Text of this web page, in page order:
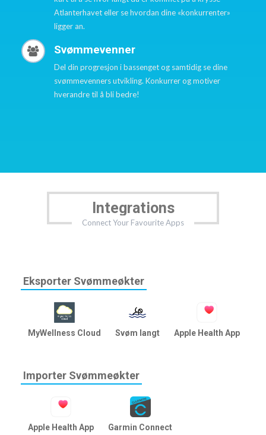
Atlanterhavet eller se hvordan dine «konkurrenter»
ligger an.
Svømmevenner
Del din progresjon i bassenget og samtidig se dine
svømmevenners utvikling. Konkurrer og motiver
hverandre til å bli bedre!
Integrations
Connect Your Favourite Apps
Eksporter Svømmeøkter
MyWellness Cloud Svøm langt Apple Health App
Importer Svømmeøkter
Apple Health App Garmin Connect